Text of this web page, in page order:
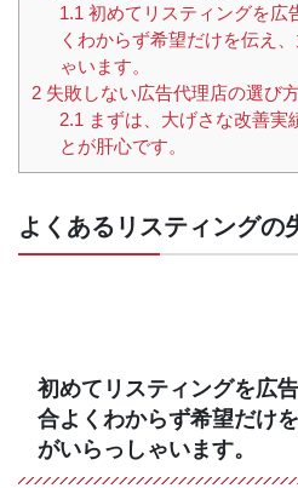
1.1 初めてリスティングを広
くわからず希望だけを伝え
ゃいます。
2 失敗しない広告代理店の選び
2.1 まずは、大げさな改善実
とが肝心です。
よくあるリスティングの
初めてリスティングを広
合よくわからず希望だけ
がいらっしゃいます。